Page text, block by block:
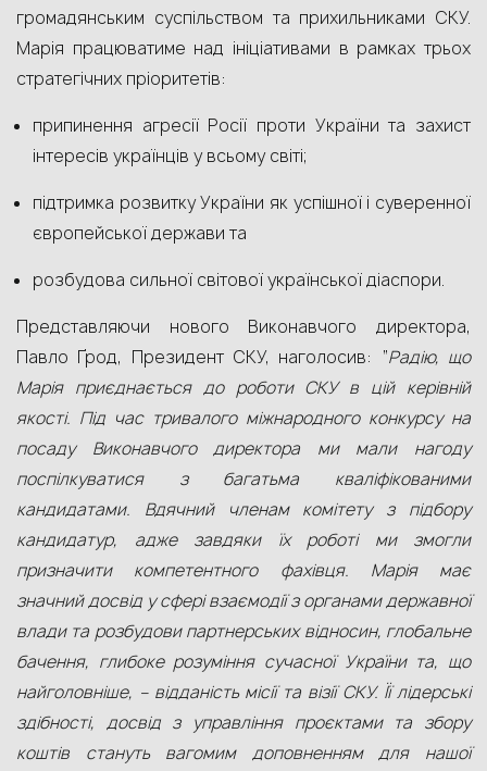
громадянським суспільством та прихильниками СКУ.
Марія працюватиме над ініціативами в рамках трьох
стратегічних пріоритетів:
припинення агресії Росії проти України та захист
інтересів українців у всьому світі;
підтримка розвитку України як успішної і суверенної
європейської держави та
розбудова сильної світової української діаспори.
Представляючи нового Виконавчого директора,
Павло Ґрод, Президент СКУ, наголосив: “Радію, що
Марія приєднається до роботи СКУ в цій керівній
якості. Під час тривалого міжнародного конкурсу на
посаду Виконавчого директора ми мали нагоду
поспілкуватися з багатьма кваліфікованими
кандидатами. Вдячний членам комітету з підбору
кандидатур, адже завдяки їх роботі ми змогли
призначити компетентного фахівця. Марія має
значний досвід у сфері взаємодії з органами державної
влади та розбудови партнерських відносин, глобальне
бачення, глибоке розуміння сучасної України та, що
найголовніше, – відданість місії та візії СКУ. Її лідерські
здібності, досвід з управління проєктами та збору
коштів стануть вагомим доповненням для нашої